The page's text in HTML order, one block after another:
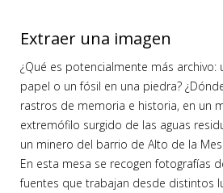
Extraer una imagen
¿Qué es potencialmente más archivo:
papel o un fósil en una piedra?
rastros de memoria e historia, en un
extremófilo surgido de las aguas
un minero del barrio de Alto de la
En esta mesa se recogen fotografías
fuentes que trabajan desde distintos